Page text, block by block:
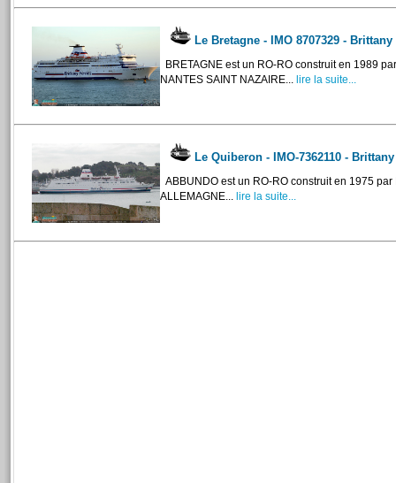
Le Bretagne - IMO 8707329 -
BRETAGNE est un RO-RO construit en 1989
NANTES SAINT NAZAIRE... lire la suite...
Le Quiberon - IMO-7362110 -
ABBUNDO est un RO-RO construit en 1975
ALLEMAGNE... lire la suite...